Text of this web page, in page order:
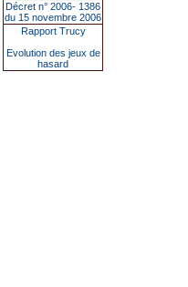
Décret n° 2006- 1386
du 15 novembre 2006
Rapport Trucy
Evolution des jeux de
hasard